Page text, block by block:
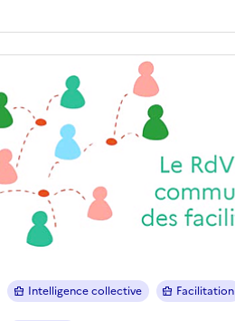
Intelligence collective Facilitation